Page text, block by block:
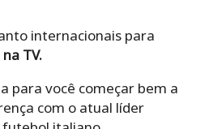
internacionais para
TV.
para você começar bem a
com o atual líder